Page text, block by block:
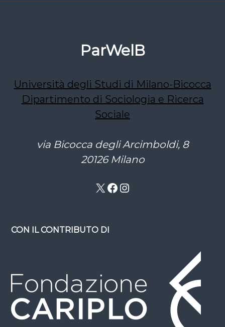
ParWelB
Università degli Studi di Milano-Bicocca
Dipartimento di Sociologia e Ricerca
Sociale
via Bicocca degli Arcimboldi, 8
20126 Milano
X Facebook Instagram
CON IL CONTRIBUTO DI